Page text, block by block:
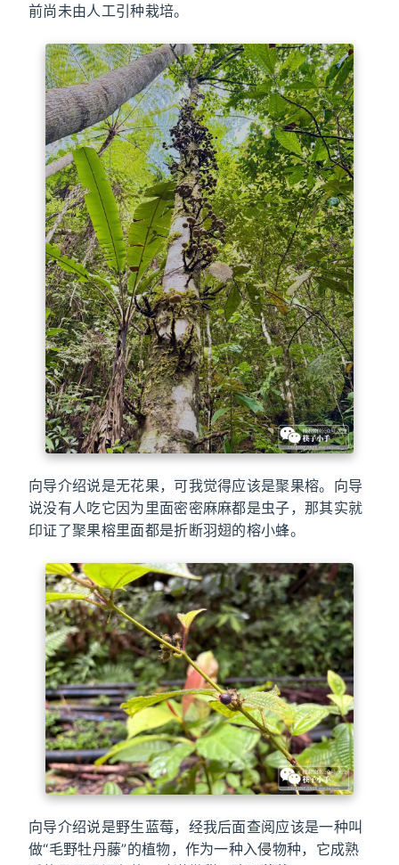
前尚未由人工引种栽培。
向导介绍说是无花果，可我觉得应该是聚果榕。向导
说没有人吃它因为里面密密麻麻都是虫子，那其实就
印证了聚果榕里面都是折断羽翅的榕小蜂。
向导介绍说是野生蓝莓，经我后面查阅应该是一种叫
做“毛野牡丹藤”的植物，作为一种入侵物种，它成熟